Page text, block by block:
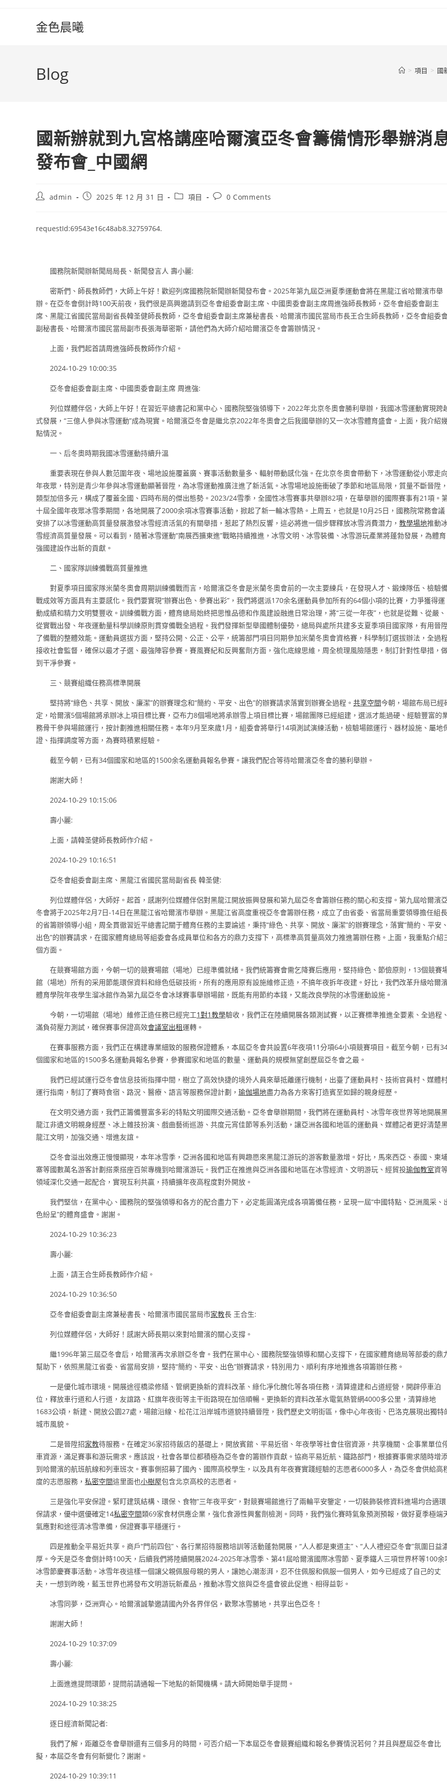
金色晨曦
Blog > 項目 > 國
國新辦就到九宮格講座哈爾濱亞冬會籌備情形舉辦消
發布會_中國網
Postadmin
Post2025 年 12 月 31 日
Post項目
Post0 Comments
requestId:69543e16c48ab8.32759764.
國務院新聞辦新聞局局長、新聞發言人 壽小麗:
密斯們、師長教師們，大師上午好！歡迎列席國務院新聞辦新聞發布會。2025年第九屆亞洲夏季運動會將在黑龍江省哈爾濱市舉
辦。在亞冬會倒計時100天前夜，我們很是高興邀請到亞冬會組委會副主席、中國奧委會副主席周進強師長教師，亞冬會組委會副主
席、黑龍江省國民當局副省長韓圣健師長教師，亞冬會組委會副主席兼秘書長、哈爾濱市國民當局市長王合生師長教師，亞冬會組委
副秘書長、哈爾濱市國民當局副市長張海華密斯，請他們為大師介紹哈爾濱亞冬會籌辦情況。
上面，我們起首請周進強師長教師作介紹。
2024-10-29 10:00:35
亞冬會組委會副主席、中國奧委會副主席 周進強:
列位媒體伴侶，大師上午好！在習近平總書記和黨中心、國務院堅強領導下，2022年北京冬奧會勝利舉辦，我國冰雪運動實現跨
式發展，“三億人參與冰雪運動”成為現實。哈爾濱亞冬會是繼北京2022年冬奧會之后我國舉辦的又一次冰雪體育盛會。上面，我介紹
點情況。
一、后冬奧時期我國冰雪運動持續升溫
重要表現在參與人數范圍年夜、場地設施覆蓋廣、賽事活動數量多、輻射帶動感化強。在北京冬奧會帶動下，冰雪運動從小眾走向
年夜眾，特別是青少年參與冰雪運動顯著晉陞，為冰雪運動推廣注進了新活氣。冰雪場地設施衝破了季節和地區局限，質量不斷晉陞，
類型加倍多元，構成了覆蓋全國、四時布局的傑出態勢。2023/24雪季，全國性冰雪賽事共舉辦82項，在華舉辦的國際賽事有21項。
十屆全國年夜眾冰雪季期間，各地開展了2000余項冰雪賽事活動，掀起了新一輪冰雪熱。上周五，也就是10月25日，國務院常務會議
安排了以冰雪運動高質量發展激發冰雪經濟活氣的有關舉措，惹起了熱烈反響，這必將進一個步驟釋放冰雪消費潛力， 教學場地推動
雪經濟高質量發展。可以看到，隨著冰雪運動“南展西擴東進”戰略持續推進，冰雪文明、冰雪裝備、冰雪游玩產業將蓬勃發展，為體育
強國建設作出新的貢獻。
二、國家隊訓練備戰高質量推進
對夏季項目國家隊米蘭冬奧會周期訓練備戰而言，哈爾濱亞冬會是米蘭冬奧會前的一次主要練兵，在發現人才、鍛煉隊伍、檢驗
戰成效等方面具有主要感化。我們要實現“辦賽出色、參賽出彩”，我們將選派170余名運動員參加所有的64個小項的比賽，力爭獲得運
動成績和精力文明雙豐收。訓練備戰方面，體育總局始終把思惟品德和作風建設融進日常治理，將“三從一年夜”，也就是從難、從嚴、
從實戰出發、年夜運動量科學訓練原則貫穿備戰全過程。我們發揮新型舉國體制優勢，總局與處所共建多支夏季項目國家隊，有用晉
了備戰的整體效能。運動員選拔方面，堅持公開、公正、公平，統籌部門項目同期參加米蘭冬奧會資格賽，科學制訂選拔辦法，全過程
接收社會監督，確保以最才子選、最強陣容參賽。賽風賽紀和反興奮劑方面，強化底線思維，周全梳理風險隱患，制訂針對性舉措，
到干凈參賽。
三、競賽組織任務高標準開展
堅持將“綠色、共享、開放、廉潔”的辦賽理念和“簡約、平安、出色”的辦賽請求落實到辦賽全過程。 共享空間今朝，場館布局已經
定，哈爾濱5個場館將承辦冰上項目標比賽，亞布力8個場地將承辦雪上項目標比賽，場館團隊已經組建，選派才能過硬、經驗豐富的
務骨干參與場館運行，按計劃推進相關任務。本年9月至來歲1月，組委會將舉行14項測試演練活動，檢驗場館運行、器材設施、屬地
證、指揮調度等方面，為賽時積累經驗。
截至今朝，已有34個國家和地區的1500余名運動員報名參賽。讓我們配合等待哈爾濱亞冬會的勝利舉辦。
謝謝大師！
2024-10-29 10:15:06
壽小麗:
上面，請韓圣健師長教師作介紹。
2024-10-29 10:16:51
亞冬會組委會副主席、黑龍江省國民當局副省長 韓圣健:
列位媒體伴侶，大師好。起首，感謝列位媒體伴侶對黑龍江開放振興發展和第九屆亞冬會籌辦任務的關心和支撐。第九屆哈爾濱亞
冬會將于2025年2月7日-14日在黑龍江省哈爾濱市舉辦。黑龍江省高度重視亞冬會籌辦任務，成立了由省委、省當局重要領導擔任組長
的省籌辦領導小組，周全貫徹習近平總書記關于體育任務的主要論述，秉持“綠色、共享、開放、廉潔”的辦賽理念，落實“簡約、平安、
出色”的辦賽請求，在國家體育總局等組委會各成員單位和各方的鼎力支撐下，高標準高質量高效力推進籌辦任務。上面，我重點介紹
個方面。
在競賽場館方面，今朝一切的競賽場館（場地）已經準備就緒。我們統籌賽會需乞降賽后應用，堅持綠色、節儉原則，13個競賽
館（場地）所有的采用節能環保資料和綠色低碳技術，所有的應用原有設施維修正造，不搞年夜拆年夜建。好比，我們改革升級哈爾濱
體育學院年夜學生溜冰館作為第九屆亞冬會冰球賽事舉辦場館，既能有用節約本錢，又能改良學院的冰雪運動設施。
今朝，一切場館（場地）維修正造任務已經完工1對1教學驗收，我們正在陸續開展各類測試賽，以正賽標準推進全要素、全過程、
滿負荷壓力測試，確保賽事保證高效會議室出租運轉。
在賽事服務方面，我們正在構建專業細致的服務保證體系，本屆亞冬會共設置6年夜項11分項64小項競賽項目。截至今朝，已有
個國家和地區的1500多名運動員報名參賽，參賽國家和地區的數量、運動員的規模無望創歷屆亞冬會之最。
我們已經試運行亞冬會信息技術指揮中間，樹立了高效快捷的境外人員來華抵離運行機制，出臺了運動員村、技術官員村、媒體
運行指南，制訂了賽時食宿、路況、醫療、語言等服務保證計劃， 瑜伽場地盡力為各方來客打造賓至如歸的親身經歷。
在文明交通方面，我們正籌備豐富多彩的特點文明國際交通活動。亞冬會舉辦期間，我們將在運動員村、冰雪年夜世界等地開展
龍江非遺文明親身經歷、冰上雜技扮演、戲曲藝術巡游、共度元宵佳節等系列活動，讓亞洲各國和地區的運動員、媒體記者更好清楚
龍江文明，加強交通、增進友誼。
亞冬會溢出效應正慢慢顯現，本年冰雪季，亞洲各國和地區有興趣愿來黑龍江游玩的游客數量激增。好比，馬來西亞、泰國、柬
寨等國數萬名游客計劃搭乘搭座百架專機到哈爾濱游玩。我們正在推進與亞洲各國和地區在冰雪經濟、文明游玩、經貿投瑜伽教室資
領域深化交通一起配合，實現互利共贏，持續擴年夜高程度對外開放。
我們堅信，在黨中心、國務院的堅強領導和各方的配合盡力下，必定能圓滿完成各項籌備任務，呈現一屆“中國特點、亞洲風采、
色紛呈”的體育盛會。謝謝。
2024-10-29 10:36:23
壽小麗:
上面，請王合生師長教師作介紹。
2024-10-29 10:36:50
亞冬會組委會副主席兼秘書長、哈爾濱市國民當局市家教長 王合生:
列位媒體伴侶，大師好！感謝大師長期以來對哈爾濱的關心支撐。
繼1996年第三屆亞冬會后，哈爾濱再次承辦亞冬會。我們在黨中心、國務院堅強領導和關心支撐下，在國家體育總局等部委的鼎
幫助下，依照黑龍江省委、省當局安排，堅持“簡約、平安、出色”辦賽請求，特別用力、順利有序地推進各項籌辦任務。
一是優化城市環境。開展途徑橋梁修繕、管網更換新的資料改革、綠化凈化醜化等各項任務，清算違建和占道經營，開辟停車泊
位，釋放車行道和人行道，友誼路、紅旗年夜街等主干街路現在加倍順暢。更換新的資料改革水電氣熱管網4000多公里，清算綠地
1683公頃，新建、開放公園27處，場館沿線、松花江沿岸城市道貌持續晉陞，我們歷史文明街區，像中心年夜街、巴洛克展現出獨特
城市風貌。
二是晉陞招家教待服務。在確定36家招待飯店的基礎上，開放賓館、平易近宿、年夜學等社會住宿資源，共享機關、企事業單位
車資源，滿足賽事和游玩需求。應該說，社會各單位都積極為亞冬會的籌辦作貢獻。協商平易近航、鐵路部門，根據賽事需求隨時增
到哈爾濱的航班航線和列車班次。賽事側招募了國內、國際高校學生，以及具有年夜賽實踐經驗的志愿者6000多人，為亞冬會供給高
度的志愿服務， 私密空間這里面也小樹屋包含北京高校的志愿者。
三是強化平安保證。緊盯建筑結構、環保、食物“三年夜平安”，對競賽場館進行了兩輪平安鑒定，一切裝飾裝修資料進場均合適環
保請求，優中選優確定14私密空間類69家食材供應企業，強化食源性興奮劑檢測。同時，我們強化賽時氣象預測預報，做好夏季極端
氣應對和途徑清冰雪準備，保證賽事平穩運行。
四是推動全平易近共享。商戶“門前四包”、各行業招待服務培訓等活動蓬勃開展，“人人都是東道主”、“人人禮迎亞冬會”氛圍日益
厚。今天是亞冬會倒計時100天，后續我們將陸續開展2024-2025年冰雪季、第41屆哈爾濱國際冰雪節、夏季鐵人三項世界杯等100余
冰雪節慶賽事活動。冰雪年夜這樣一個讓父親佩服母親的男人，讓她心潮澎湃，忍不住佩服和佩服一個男人，如今已經成了自己的丈
夫，一想到昨晚，藍玉世界也將發布文明游玩新產品，推動冰雪文旅與亞冬盛會彼此促進、相得益彰。
冰雪同夢，亞洲齊心。哈爾濱誠摯邀請國內外各界伴侶，歡聚冰雪勝地，共享出色亞冬！
謝謝大師！
2024-10-29 10:37:09
壽小麗:
上面進進提問環節，提問前請通報一下地點的新聞機構。請大師開始舉手提問。
2024-10-29 10:38:25
逐日經濟新聞記者:
我們了解，距離亞冬會舉辦還有三個多月的時間，可否介紹一下本屆亞冬會競賽組織和報名參賽情況若何？并且與歷屆亞冬會比
擬，本屆亞冬會有何新變化？謝謝。
2024-10-29 10:39:11